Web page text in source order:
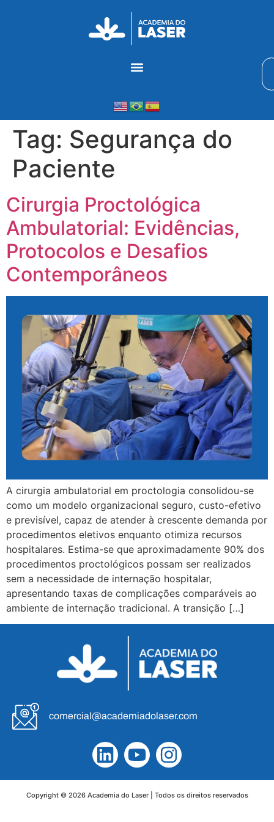
Tag: Segurança do
Paciente
Cirurgia Proctológica
Ambulatorial: Evidências,
Protocolos e Desafios
Contemporâneos
A cirurgia ambulatorial em proctologia consolidou-se
como um modelo organizacional seguro, custo-efetivo
e previsível, capaz de atender à crescente demanda por
procedimentos eletivos enquanto otimiza recursos
hospitalares. Estima-se que aproximadamente 90% dos
procedimentos proctológicos possam ser realizados
sem a necessidade de internação hospitalar,
apresentando taxas de complicações comparáveis ao
ambiente de internação tradicional. A transição […]
comercial@academiadolaser.com
Copyright © 2026 Academia do Laser | Todos os direitos reservados